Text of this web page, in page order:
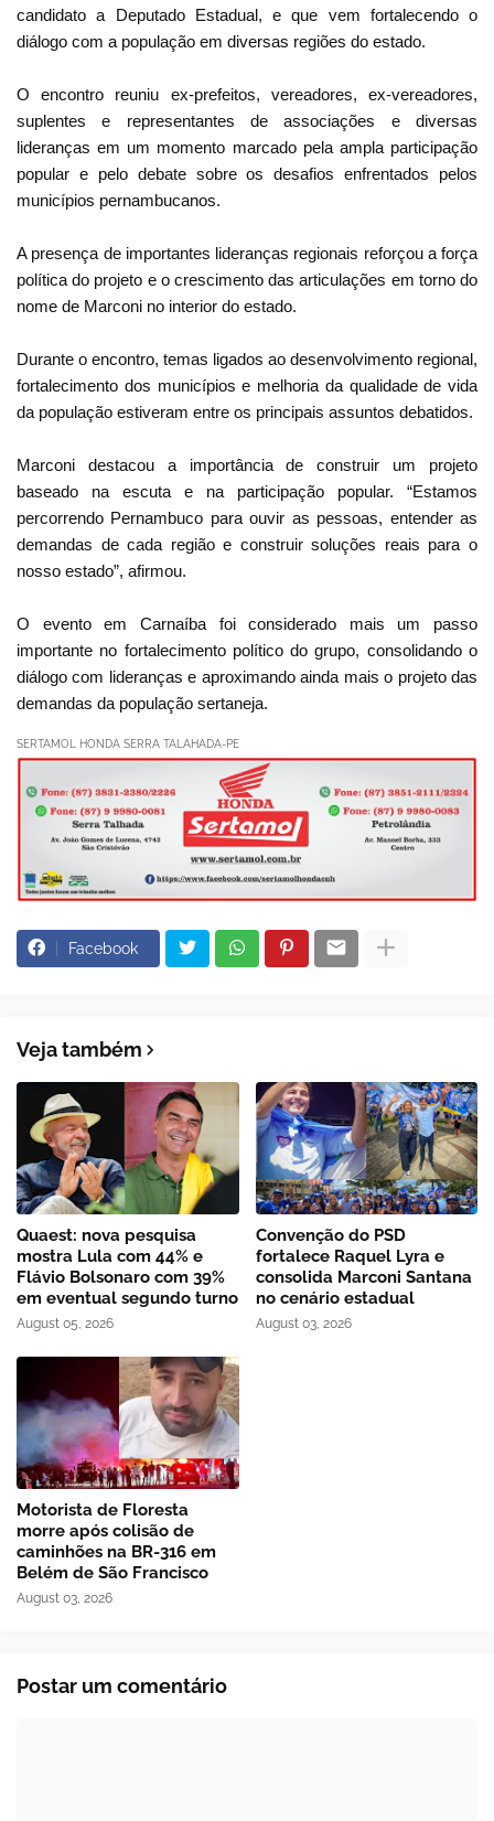
candidato a Deputado Estadual, e que vem fortalecendo o
diálogo com a população em diversas regiões do estado.
O encontro reuniu ex-prefeitos, vereadores, ex-vereadores,
suplentes e representantes de associações e diversas
lideranças em um momento marcado pela ampla participação
popular e pelo debate sobre os desafios enfrentados pelos
municípios pernambucanos.
A presença de importantes lideranças regionais reforçou a força
política do projeto e o crescimento das articulações em torno do
nome de Marconi no interior do estado.
Durante o encontro, temas ligados ao desenvolvimento regional,
fortalecimento dos municípios e melhoria da qualidade de vida
da população estiveram entre os principais assuntos debatidos.
Marconi destacou a importância de construir um projeto
baseado na escuta e na participação popular. “Estamos
percorrendo Pernambuco para ouvir as pessoas, entender as
demandas de cada região e construir soluções reais para o
nosso estado”, afirmou.
O evento em Carnaíba foi considerado mais um passo
importante no fortalecimento político do grupo, consolidando o
diálogo com lideranças e aproximando ainda mais o projeto das
demandas da população sertaneja.
SERTAMOL HONDA SERRA TALAHADA-PE
Facebook
Veja também
Quaest: nova pesquisa
mostra Lula com 44% e
Flávio Bolsonaro com 39%
em eventual segundo turno
August 05, 2026
Convenção do PSD
fortalece Raquel Lyra e
consolida Marconi Santana
no cenário estadual
August 03, 2026
Motorista de Floresta
morre após colisão de
caminhões na BR-316 em
Belém de São Francisco
August 03, 2026
Postar um comentário